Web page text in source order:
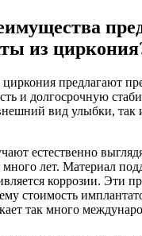
из
предлагают
и долгосрочную
вид улыбки, так
естественно
много лет. Материал
коррозии. Эти
стоимость
так много